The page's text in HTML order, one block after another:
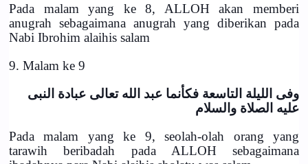
Pada malam yang ke 8, ALLOH akan memberi
anugrah sebagaimana anugrah yang diberikan pada
Nabi Ibrohim alaihis salam
9. Malam ke 9
وفى الليلة التاسعة فكأنما عبد الله تعالى عبادة النبى
عليه الصلاة والسلام
Pada malam yang ke 9, seolah-olah orang yang
tarawih beribadah pada ALLOH sebagaimana